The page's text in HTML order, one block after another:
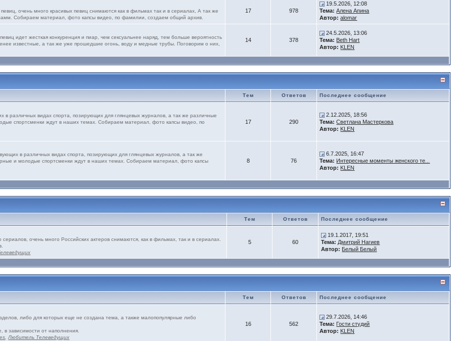
очень много красивых певиц снимаются как в фильмах так и в сериалах, А так же
Собираем материал, фото капсы видео, по фамилии, создаем общий архив.
17 978
19.5.2026, 12:08
Тема: Алена Апина
Автор: alomar
идет жесткая конкуренция и пиар, чем сексуальнее наряд, тем больше вероятность
известные, а так же уже прошедшие огонь, воду и медные трубы. Поговорим о них,
14 378
24.5.2026, 13:06
Тема: Beth Hart
Автор: KLEN
Тем Ответов Последнее сообщение
в различных видах спорта, позирующих для глянцевых журналов, а так же различные
спортсменки ждут в наших темах. Собираем материал, фото капсы видео, по
17 290
2.12.2025, 18:56
Тема: Светлана Мастеркова
Автор: KLEN
в различных видах спорта, позирующих для глянцевых журналов, а так же
и молодые спортсменки ждут в наших темах. Собираем материал, фото капсы
8 76
6.7.2025, 16:47
Тема: Интересные моменты женского те...
Автор: KLEN
Тем Ответов Последнее сообщение
очень много Российских актеров снимаются, как в фильмах, так и в сериалах.
5 60
19.1.2017, 19:51
Тема: Дмитрий Нагиев
Автор: Белый Белый
Тем Ответов Последнее сообщение
либо для которых еще не создана тема, а также малопопулярные либо
в зависимости от наполнения.
,Любитель Телеведущих
16 562
29.7.2026, 14:46
Тема: Гости студий
Автор: KLEN